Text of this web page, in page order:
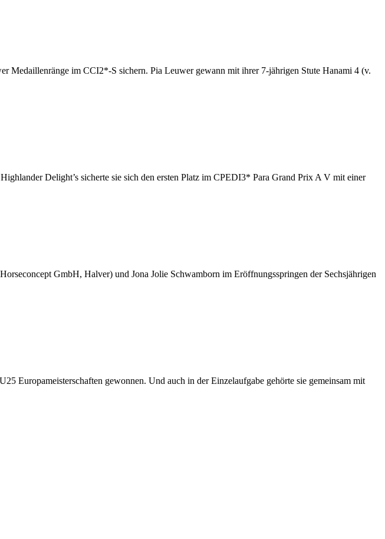
im CCI2*-S sichern. Pia Leuwer gewann mit ihrer 7-jährigen Stute Hanami 4 (v.
Delight’s sicherte sie sich den ersten Platz im CPEDI3* Para Grand Prix A V mit einer
GmbH, Halver) und Jona Jolie Schwamborn im Eröffnungsspringen der Sechsjährigen
Europameisterschaften gewonnen. Und auch in der Einzelaufgabe gehörte sie gemeinsam mit